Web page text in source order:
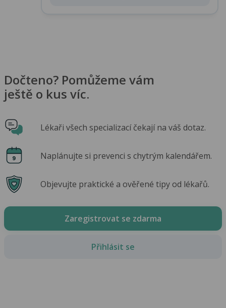
Dočteno? Pomůžeme vám
ještě o kus víc.
Lékaři všech specializací čekají na váš dotaz.
Naplánujte si prevenci s chytrým kalendářem.
Objevujte praktické a ověřené tipy od lékařů.
Zaregistrovat se zdarma
Přihlásit se